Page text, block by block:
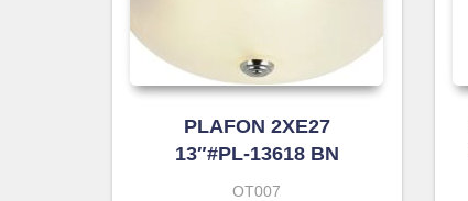
PLAFON 2XE27
13″#PL-13618 BN
OT007